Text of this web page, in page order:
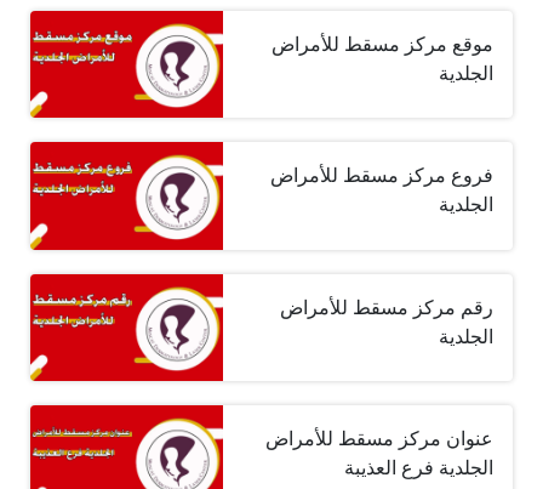
موقع مركز مسقط للأمراض
الجلدية
فروع مركز مسقط للأمراض
الجلدية
رقم مركز مسقط للأمراض
الجلدية
عنوان مركز مسقط للأمراض
الجلدية فرع العذيبة